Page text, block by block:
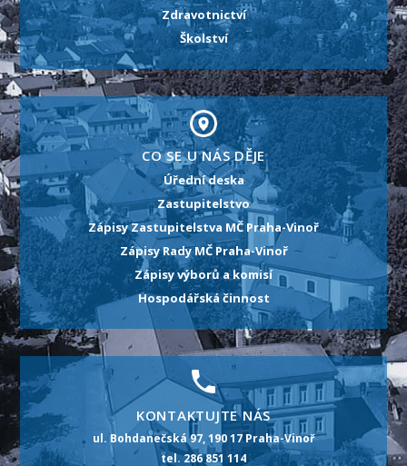
Zdravotnictví
Školství
CO SE U NÁS DĚJE
Úřední deska
Zastupitelstvo
Zápisy Zastupitelstva MČ Praha-Vinoř
Zápisy Rady MČ Praha-Vinoř
Zápisy výborů a komisí
Hospodářská činnost
KONTAKTUJTE NÁS
ul. Bohdanečská 97, 190 17 Praha-Vinoř
tel. 286 851 114